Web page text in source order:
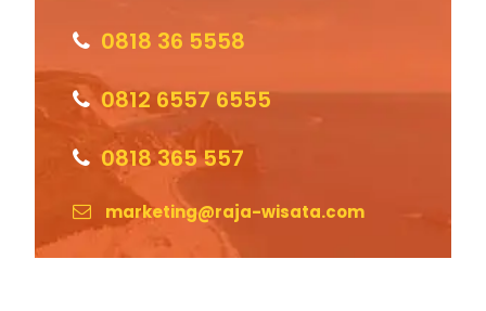
0818 36 5558
0812 6557 6555
0818 365 557
marketing@raja-wisata.com